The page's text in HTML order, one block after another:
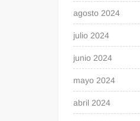
agosto 2024
julio 2024
junio 2024
mayo 2024
abril 2024